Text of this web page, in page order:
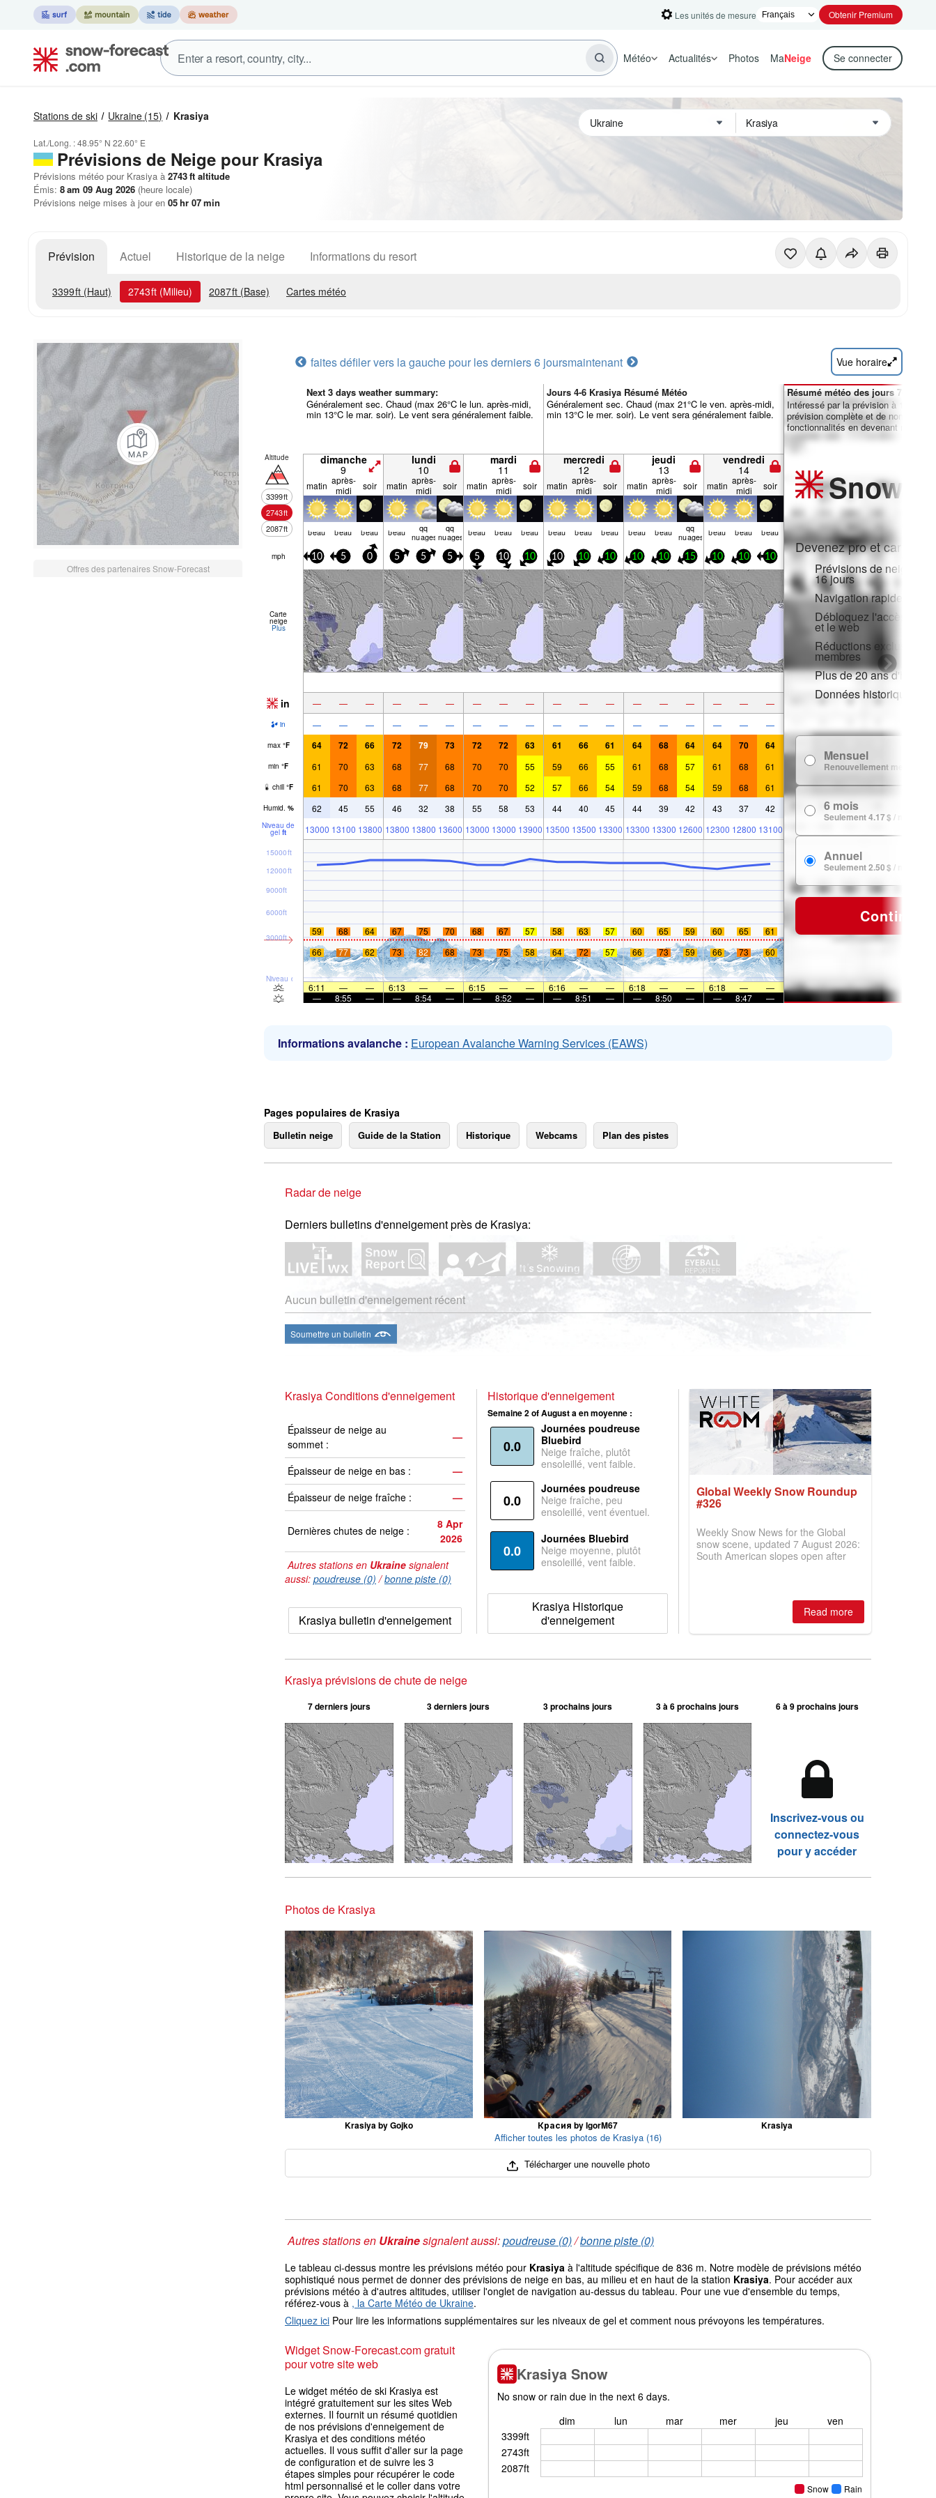
Les unités de mesure Obtenir Premium
Météo Actualités Photos MaNeige Se connecter
Stations de ski Ukraine (15) Krasiya
Lat./Long. :48.95° N 22.60° E
Prévisions de Neige pour Krasiya
Prévisions météo pour Krasiya à 2743ft altitude
Émis: 8 am 09 Aug 2026 (heure locale)
Prévisions neige mises à jour en 05hr 07min
Prévision Actuel Historique de la neige Informations du resort
3399ft (Haut) 2743ft (Milieu) 2087ft (Base) Cartes météo
Offres des partenaires Snow-Forecast
faites défiler vers la gauche pour les derniers 6 joursmaintenant Vue horaire
Next 3 days weather summary:
Généralement sec. Chaud (max 26°C le lun. après-midi,
min 13°C le mar. soir). Le vent sera généralement faible.
Jours 4-6 Krasiya Résumé Météo
Généralement sec. Chaud (max 21°C le ven. après-midi,
min 13°C le mer. soir). Le vent sera généralement faible.
Altitude
3399ft
2743ft
2087ft
dimanche
9
lundi
10
mardi
11
mercredi
12
jeudi
13
vendredi
14
matin après-
midi
soir matin après-
midi
soir matin après-
midi
soir matin après-
midi
soir matin après-
midi
soir matin après-
midi
soir
beau beau beau beau qq
nuages
qq
nuages beau beau beau beau beau beau beau beau qq
nuages beau beau beau
mph 10 5 0 5 5 5 5 10 10 10 10 10 10 10 15 10 10 10
Carte
neige
Plus
in — — — — — — — — — — — — — — — — — —
in — — — — — — — — — — — — — — — — — —
max °F 64 72 66 72 79 73 72 72 63 61 66 61 64 68 64 64 70 64
min °F 61 70 63 68 77 68 70 70 55 59 66 55 61 68 57 61 68 61
chill °F 61 70 63 68 77 68 70 70 52 57 66 54 59 68 54 59 68 61
Humid. % 62 45 55 46 32 38 55 58 53 44 40 45 44 39 42 43 37 42
Niveau de
gel ft 13000 13100 13800 13800 13800 13600 13000 13000 13900 13500 13500 13300 13300 13300 12600 12300 12800 13100
Niveau de la mer
3000ft
6000ft
9000ft
12000ft
15000ft
59 68 64 67 75 70 68 67 57 58 63 57 60 65 59 60 65
61
66
77 62 73 82 68 73 75 58 64 72 57 66 73 59 66 73 60
6:11 — — 6:13 — — 6:15 — — 6:16 — — 6:18 — — 6:18 —
—
—
8:55 — — 8:54 — — 8:52 — — 8:51 — — 8:50 — — 8:47 —
Résumé météo des jours 7-16 :
Intéressé par la prévision à 16 jours
prévision complète et de
fonctionnalités en devenant membre
Snow
Devenez pro et carve en:
Prévisions de neige
16 jours
Navigation rapide sans
Débloquez l'accès
et le web
Réductions exclusives
membres
Plus de 20 ans
Données historiques
Mensuel
Renouvellement mensuel
6 mois
Seulement 4.17 $ / mois
Annuel
Seulement 2.50 $ / mois
Continuer
Informations avalanche : European Avalanche Warning Services (EAWS)
Pages populaires de Krasiya
Bulletin neige Guide de la Station Historique Webcams Plan des pistes
Radar de neige
Derniers bulletins d'enneigement près de Krasiya:
Aucun bulletin d'enneigement récent
Soumettre un bulletin
Krasiya Conditions d'enneigement
Épaisseur de neige au
sommet :
—
Épaisseur de neige en bas :
—
Épaisseur de neige fraîche :
—
Dernières chutes de neige :
8 Apr
2026
Autres stations en Ukraine signalent
aussi: poudreuse (0) /bonne piste (0)
Krasiya bulletin d'enneigement
Historique d'enneigement
Semaine 2 of August a en moyenne :
0.0
Journées poudreuse
Bluebird
Neige fraîche, plutôt
ensoleillé, vent faible.
0.0
Journées poudreuse
Neige fraîche, peu
ensoleillé, vent éventuel.
0.0
Journées Bluebird
Neige moyenne, plutôt
ensoleillé, vent faible.
Krasiya Historique
d'enneigement
Global Weekly Snow Roundup
#326
Weekly Snow News for the Global
snow scene, updated 7 August 2026:
South American slopes open after
2026, northern hemisphere down to
two outdoor areas still open.Read more
Krasiya prévisions de chute de neige
7 derniers jours 3 derniers jours 3 prochains jours 3 à 6 prochains jours 6 à 9 prochains jours
Inscrivez-vous ou
connectez-vous
pour y accéder
Photos de Krasiya
Krasiya by Gojko Красия by IgorM67 Krasiya
Afficher toutes les photos de Krasiya (16)
Télécharger une nouvelle photo
Autres stations en Ukrainesignalent aussi:poudreuse (0)/bonne piste (0)
Le tableau ci-dessus montre les prévisions météo pour Krasiya à l'altitude spécifique de 836 m. Notre modèle de prévisions météo
sophistiqué nous permet de donner des prévisions de neige en bas, au milieu et en haut de la station Krasiya. Pour accéder aux
prévisions météo à d'autres altitudes, utiliser l'onglet de navigation au-dessus du tableau. Pour une vue d'ensemble du temps,
référez-vous à , la Carte Météo de Ukraine.
Cliquez ici Pour lire les informations supplémentaires sur les niveaux de gel et comment nous prévoyons les températures.
Widget Snow-Forecast.com gratuit
pour votre site web
Le widget météo de ski Krasiya est
intégré gratuitement sur les sites Web
externes. Il fournit un résumé quotidien
de nos prévisions d'enneigement de
Krasiya et des conditions météo
actuelles. Il vous suffit d'aller sur la page
de configuration et de suivre les 3
étapes simples pour récupérer le code
html personnalisé et le coller dans votre